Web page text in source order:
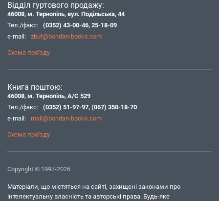
Відділ гуртового продажу:
46008, м. Тернопіль, вул. Подільська, 44
Тел./факс:
(0352) 43-00-46, 25-18-09
e-mail:
zbut@bohdan-books.com
Схема проїзду
Книга поштою:
46008, м. Тернопіль, А/С 529
Тел./факс:
(0352) 51-97-97, (067) 350-18-70
e-mail:
mail@bohdan-books.com
Схема проїзду
Copyright © 1997-2026
Матеріали, що містяться на сайті, захищені законами про
інтелектуальну власність та авторські права. Будь-яке